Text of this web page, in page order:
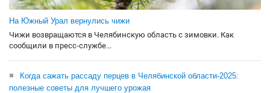
На Южный Урал вернулись чижи
Чижи возвращаются в Челябинскую область с зимовки. Как
сообщили в пресс-службе...
Когда сажать рассаду перцев в Челябинской области-2025:
полезные советы для лучшего урожая